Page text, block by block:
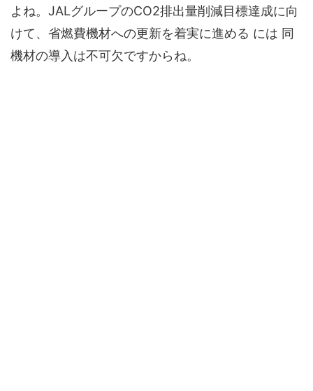
よね。JALグループのCO2排出量削減目標達成に向
けて、省燃費機材への更新を着実に進める には 同
機材の導入は不可欠ですからね。